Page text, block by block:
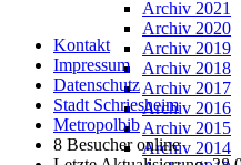
Archiv 2021
Archiv 2020
Archiv 2019
Archiv 2018
Archiv 2017
Archiv 2016
Archiv 2015
Archiv 2014
Kontakt
Impressum
Datenschutz
Stadt Schriesheim
Metropolbib
8 Besucher online